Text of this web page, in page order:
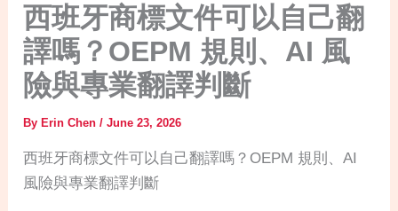
西班牙商標文件可以自己翻
譯嗎？OEPM 規則、AI 風
險與專業翻譯判斷
ByErin Chen/June 23, 2026
西班牙商標文件可以自己翻譯嗎？OEPM 規則、AI
風險與專業翻譯判斷